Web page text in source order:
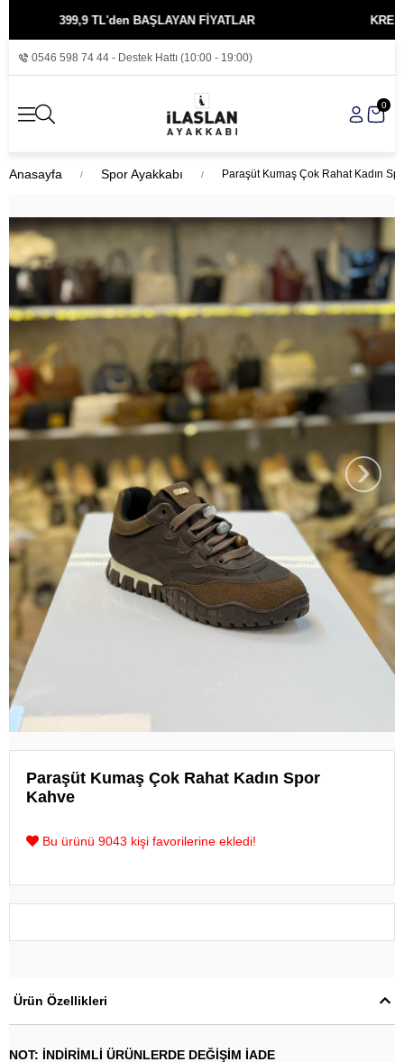
399,9 TL'den BAŞLAYAN FİYATLAR KREDİ
0546 598 74 44 - Destek Hattı (10:00 - 19:00)
0
Anasayfa Spor Ayakkabı Paraşüt Kumaş Çok Rahat Kadın
›
Paraşüt Kumaş Çok Rahat Kadın Spor
Kahve
Bu ürünü 9043 kişi favorilerine ekledi!
Ürün Özellikleri
NOT: İNDİRİMLİ ÜRÜNLERDE DEĞİŞİM İADE